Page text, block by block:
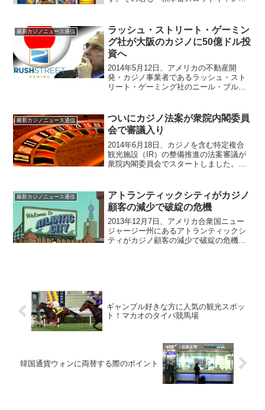
定のスロットゲームをプレイするだけで
賞金総額3,500ドルの...
最新カジノニュース通信
ラッシュ・ストリート・ゲーミン
グ社が大阪のカジノに50億ドル投
資へ
2014年5月12日、アメリカの不動産開
発・カジノ事業者であるラッシュ・スト
リート・ゲーミング社のニール・ブルー
したというニュースがロイターから届き
ました。ラッシュ・ス...
最新カジノニュース通信
ついにカジノ法案が衆院内閣委員
会で審議入り
2014年6月18日、カジノを含む特定複合
観光施設（IR）の整備推進の法案審議が
衆院内閣委員会でスタートしました。し
となる見通しのようです。計画より2か月
遅れて審議...
最新カジノニュース通信
アトランティックシティがカジノ
顧客の減少で破綻の危機
2013年12月7日、アメリカ合衆国ニュー
ジャージー州にあるアトランティックシ
ティがカジノ顧客の減少で破綻の危機に
ギャンブル好きな方に人気の観光スポッ
ト！マカオのタイパ競馬場
韓国通貨ウォンに両替する際のポイント